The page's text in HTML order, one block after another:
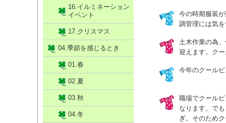
今の時期服装
調管理には気
土木作業の為
迎えます。ク
今年のクール
職場でクール
なります。で
ぎ。そのため
16.イルミネーション
イベント
17.クリスマス
04.季節を感じるとき
01.春
02.夏
03.秋
04.冬